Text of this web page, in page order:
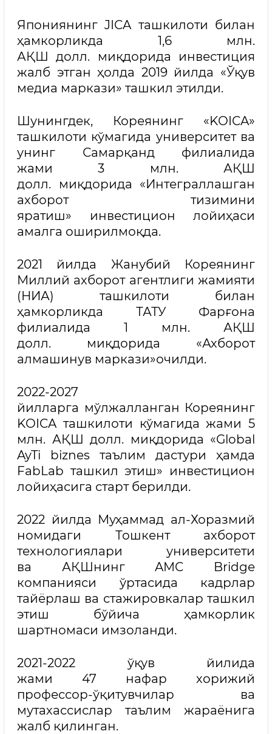
Япониянинг JICA ташкилоти билан
ҳамкорликда 1,6 млн.
АҚШ долл. миқдорида инвестиция
жалб этган ҳолда 2019 йилда «Ўқув
медиа маркази» ташкил этилди.
Шунингдек, Кореянинг «KOICA»
ташкилоти кўмагида университет ва
унинг Самарқанд филиалида
жами 3 млн. АҚШ
долл. миқдорида «Интеграллашган
ахборот тизимини
яратиш» инвестицион лойиҳаси
амалга оширилмоқда.
2021 йилда Жанубий Кореянинг
Миллий ахборот агентлиги жамияти
(НИА) ташкилоти билан
ҳамкорликда ТАТУ Фарғона
филиалида 1 млн. АҚШ
долл. миқдорида «Ахборот
алмашинув маркази»очилди.
2022-2027
йилларга мўлжалланган Кореянинг
KOICA ташкилоти кўмагида жами 5
млн. АҚШ долл. миқдорида «Global
AyTi biznes таълим дастури ҳамда
FabLab ташкил этиш» инвестицион
лойиҳасига старт берилди.
2022 йилда Муҳаммад ал-Хоразмий
номидаги Тошкент ахборот
технологиялари университети
ва АҚШнинг AMC Bridge
компанияси ўртасида кадрлар
тайёрлаш ва стажировкалар ташкил
этиш бўйича ҳамкорлик
шартномаси имзоланди.
2021-2022 ўқув йилида
жами 47 нафар хорижий
профессор-ўқитувчилар ва
мутахассислар таълим жараёнига
жалб қилинган.